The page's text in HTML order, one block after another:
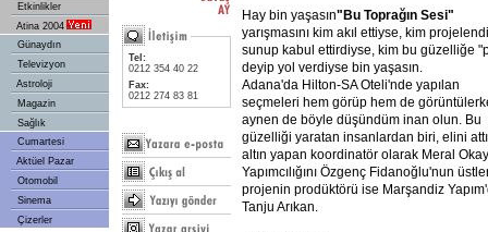
Etkinlikler
Atina 2004
Günaydın
Televizyon
Astroloji
Magazin
Sağlık
Cumartesi
Aktüel Pazar
Otomobil
Sinema
Çizerler
Tel:
0212 354 40 22
Fax:
0212 274 83 81
Hay bin yaşasın"Bu Toprağın Sesi"
yarışmasını kim akıl ettiyse, kim
sunup kabul ettirdiyse, kim bu güzelliğe
deyip yol verdiyse bin yaşasın.
Adana'da Hilton-SA Oteli'nde yapılan
seçmeleri hem görüp hem de
aynen de böyle düşündüm inan olun. Bu
güzelliği yaratan insanlardan biri, elini
altın yapan koordinatör olarak Meral
Yapımcılığını Özgenç Fidanoğlu'nun
projenin prodüktörü ise Marşandiz
Tanju Arıkan.